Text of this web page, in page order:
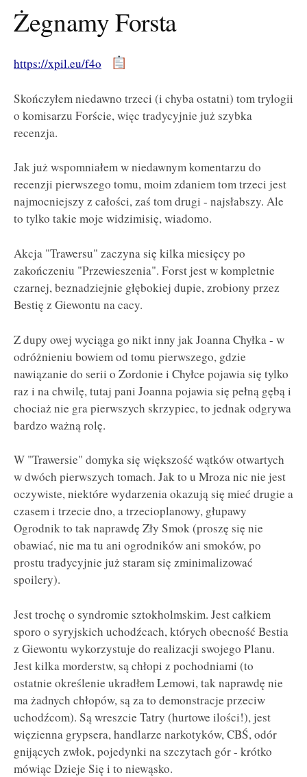
Żegnamy Forsta
https://xpil.eu/f4o
Skończyłem niedawno trzeci (i chyba ostatni) tom trylogii
o komisarzu Forście, więc tradycyjnie już szybka
recenzja.
Jak już wspomniałem w niedawnym komentarzu do
recenzji pierwszego tomu, moim zdaniem tom trzeci jest
najmocniejszy z całości, zaś tom drugi - najsłabszy. Ale
to tylko takie moje widzimisię, wiadomo.
Akcja "Trawersu" zaczyna się kilka miesięcy po
zakończeniu "Przewieszenia". Forst jest w kompletnie
czarnej, beznadziejnie głębokiej dupie, zrobiony przez
Bestię z Giewontu na cacy.
Z dupy owej wyciąga go nikt inny jak Joanna Chyłka - w
odróżnieniu bowiem od tomu pierwszego, gdzie
nawiązanie do serii o Zordonie i Chyłce pojawia się tylko
raz i na chwilę, tutaj pani Joanna pojawia się pełną gębą i
chociaż nie gra pierwszych skrzypiec, to jednak odgrywa
bardzo ważną rolę.
W "Trawersie" domyka się większość wątków otwartych
w dwóch pierwszych tomach. Jak to u Mroza nic nie jest
oczywiste, niektóre wydarzenia okazują się mieć drugie a
czasem i trzecie dno, a trzecioplanowy, głupawy
Ogrodnik to tak naprawdę Zły Smok (proszę się nie
obawiać, nie ma tu ani ogrodników ani smoków, po
prostu tradycyjnie już staram się zminimalizować
spoilery).
Jest trochę o syndromie sztokholmskim. Jest całkiem
sporo o syryjskich uchodźcach, których obecność Bestia
z Giewontu wykorzystuje do realizacji swojego Planu.
Jest kilka morderstw, są chłopi z pochodniami (to
ostatnie określenie ukradłem Lemowi, tak naprawdę nie
ma żadnych chłopów, są za to demonstracje przeciw
uchodźcom). Są wreszcie Tatry (hurtowe ilości!), jest
więzienna grypsera, handlarze narkotyków, CBŚ, odór
gnijących zwłok, pojedynki na szczytach gór - krótko
mówiąc Dzieje Się i to niewąsko.